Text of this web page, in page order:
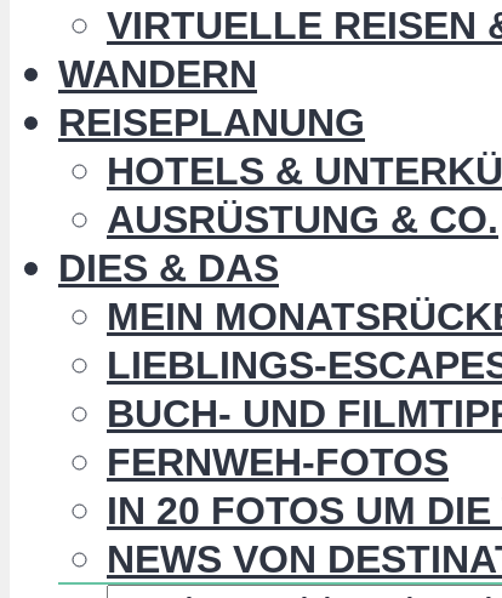
VIRTUELLE REISEN
WANDERN
REISEPLANUNG
HOTELS &
AUSRÜSTUNG & CO.
DIES & DAS
MEIN
LIEBLINGS-
BUCH- UND
FERNWEH-FOTOS
IN 20 FOTOS UM
NEWS VON